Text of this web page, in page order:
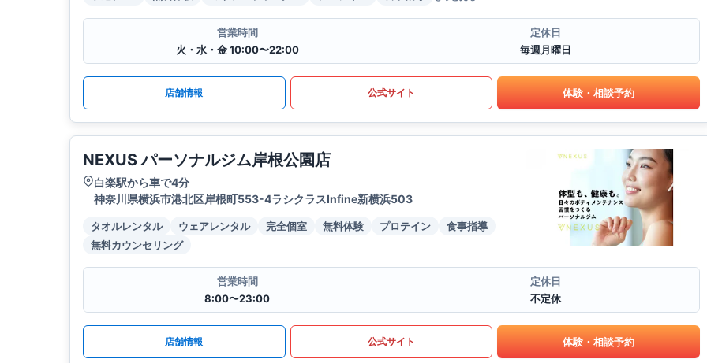
営業時間
火・水・金 10:00〜22:00
定休日
毎週月曜日
店舗情報 公式サイト 体験・相談予約
NEXUS パーソナルジム岸根公園店
白楽駅から車で4分
神奈川県横浜市港北区岸根町553-4ラシクラスInfine新横浜503
タオルレンタル ウェアレンタル 完全個室 無料体験 プロテイン
食事指導
無料カウンセリング
営業時間
8:00〜23:00
定休日
不定休
店舗情報 公式サイト 体験・相談予約